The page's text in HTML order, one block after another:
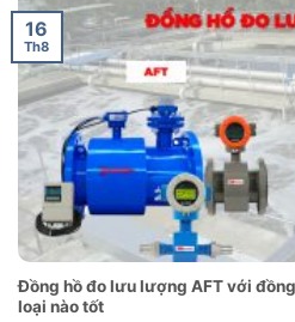
Đồng hồ đo lưu lượng AFT với
loại nào tốt
16
Th8